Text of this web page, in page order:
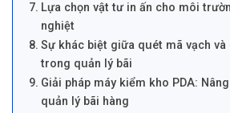
Lựa chọn vật tư in ấn cho môi
nghiệt
Sự khác biệt giữa quét mã vạch và
trong quản lý bãi
Giải pháp máy kiểm kho PDA:
quản lý bãi hàng